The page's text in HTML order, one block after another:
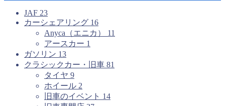
JAF 23
カーシェアリング 16
Anyca（エニカ） 11
アースカー 1
ガソリン 13
クラシックカー・旧車 81
タイヤ 9
ホイール 2
旧車のイベント 14